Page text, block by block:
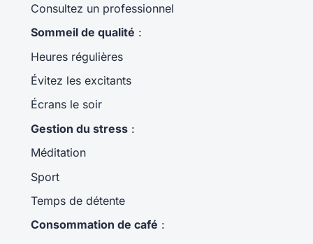
Consultez un professionnel
Sommeil de qualité :
Heures régulières
Évitez les excitants
Écrans le soir
Gestion du stress :
Méditation
Sport
Temps de détente
Consommation de café :